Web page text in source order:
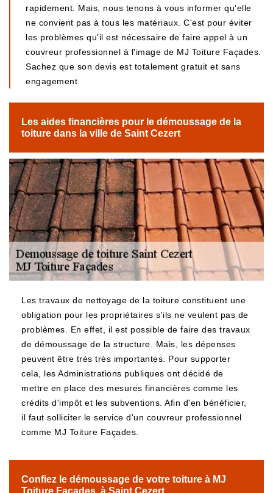
rapidement. Mais, nous tenons à vous informer qu'elle
ne convient pas à tous les matériaux. C'est pour éviter
les problèmes qu'il est nécessaire de faire appel à un
couvreur professionnel à l'image de MJ Toiture Façades.
Sachez que son devis est totalement gratuit et sans
engagement.
Les aides financières pour le démoussage de la
toiture dans la ville de Saint Cezert
Les travaux de nettoyage de la toiture constituent une
obligation pour les propriétaires s'ils ne veulent pas de
problèmes. En effet, il est possible de faire des travaux
de démoussage de la structure. Mais, les dépenses
peuvent être très très importantes. Pour supporter
cela, les Administrations publiques ont décidé de
mettre en place des mesures financières comme les
crédits d'impôt et les subventions. Afin d'en bénéficier,
il faut solliciter le service d'un couvreur professionnel
comme MJ Toiture Façades.
Confiez le démoussage de votre toiture à MJ
Toiture Façades, à Saint Cezert